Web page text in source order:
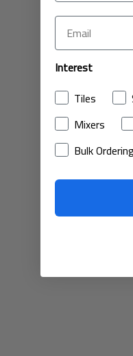
Interest
Tiles
Mixers
Bulk Ordering